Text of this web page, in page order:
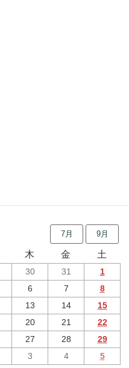
7月 9月
木 金 土
30 31
1
6 7
8
13 14
15
20 21
22
27 28
29
3 4 5